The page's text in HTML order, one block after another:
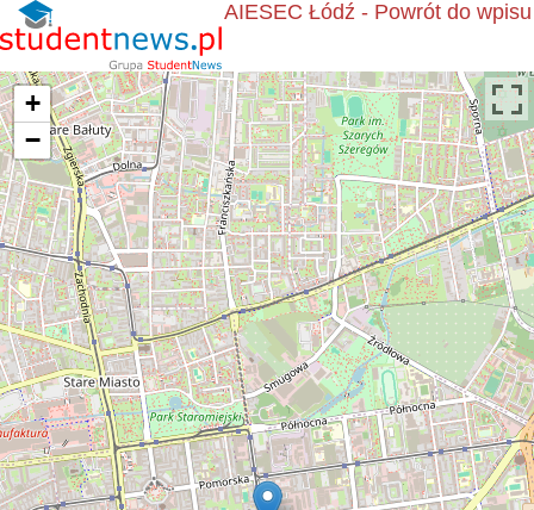
AIESEC Łódź - Powrót do wpisu
+
−